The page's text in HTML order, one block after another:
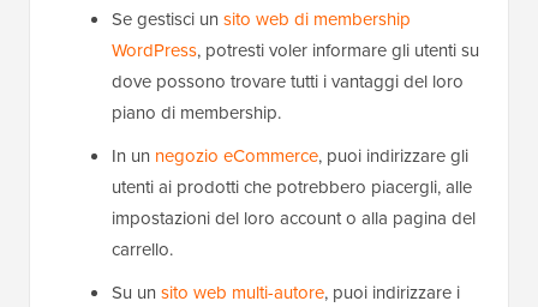
Se gestisci un sito web di membership
WordPress, potresti voler informare gli utenti su
dove possono trovare tutti i vantaggi del loro
piano di membership.
In un negozio eCommerce, puoi indirizzare gli
utenti ai prodotti che potrebbero piacergli, alle
impostazioni del loro account o alla pagina del
carrello.
Su un sito web multi-autore, puoi indirizzare i